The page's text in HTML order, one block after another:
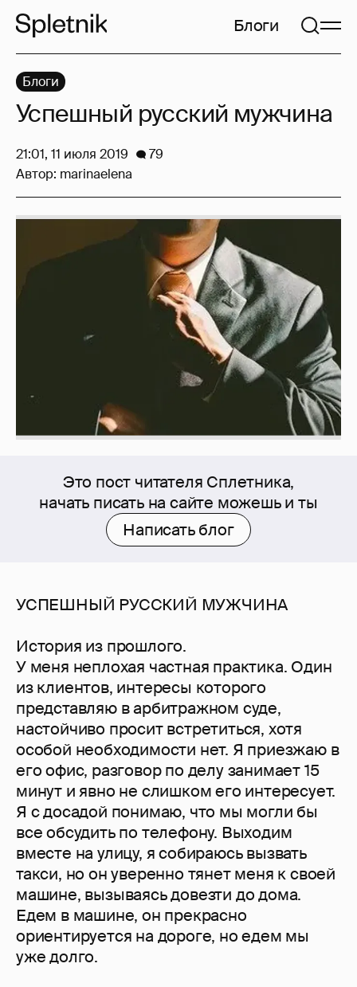
Блоги
Это пост читателя Сплетника,
начать писать на сайте можешь и ты
Написать блог
УСПЕШНЫЙ РУССКИЙ МУЖЧИНА
История из прошлого.
У меня неплохая частная практика. Один
из клиентов, интересы которого
представляю в арбитражном суде,
настойчиво просит встретиться, хотя
особой необходимости нет. Я приезжаю в
его офис, разговор по делу занимает 15
минут и явно не слишком его интересует.
Я с досадой понимаю, что мы могли бы
все обсудить по телефону. Выходим
вместе на улицу, я собираюсь вызвать
такси, но он уверенно тянет меня к своей
машине, вызываясь довезти до дома.
Едем в машине, он прекрасно
ориентируется на дороге, но едем мы
уже долго.
Блоги
Успешный русский мужчина
21:01, 11 июля 2019
79
Автор: marinaelena